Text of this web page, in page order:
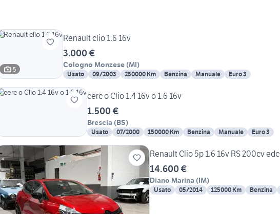
5
Renault clio 1.6 16v
3.000 €
Cologno Monzese (MI)
Usato 09/2003 250000 Km Benzina Manuale Euro 3
cerc o Clio 1.4 16v o 1.6 16v
1.500 €
Brescia (BS)
Usato 07/2000 150000 Km Benzina Manuale Euro 3
Renault Clio 5p 1.6 16v RS 200cv edc
14.600 €
Diano Marina (IM)
Usato 05/2014 125000 Km Benzina